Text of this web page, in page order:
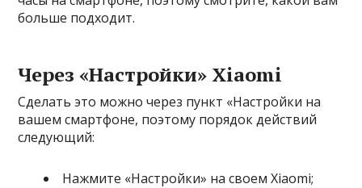
больше подходит.
Через «Настройки» Xiaomi
Сделать это можно через пункт «Настройки на
вашем смартфоне, поэтому порядок действий
следующий:
Нажмите «Настройки» на своем Xiaomi;